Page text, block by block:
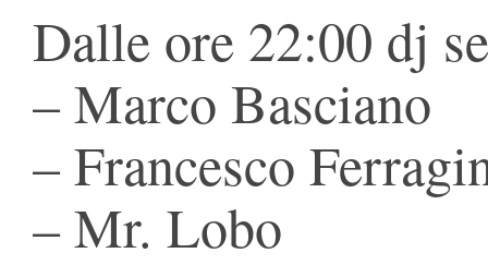
Dalle ore 22:00 dj
– Marco Basciano
– Francesco
– Mr. Lobo